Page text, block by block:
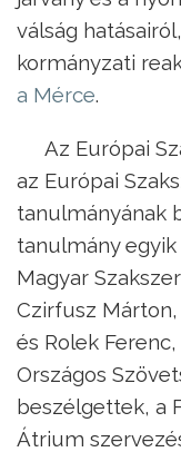
válság
kormányzati
a Mérce.
Az Európai
az Európai
tanulmányának
tanulmány egyik
Magyar
Czirfusz
és Rolek
Országos
beszélgettek, a
Átrium